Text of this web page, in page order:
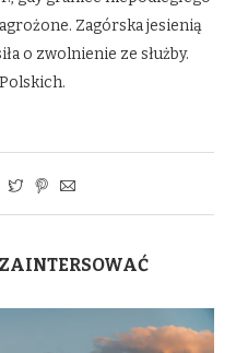
Zagórska jesienią
o zwolnienie ze służby.